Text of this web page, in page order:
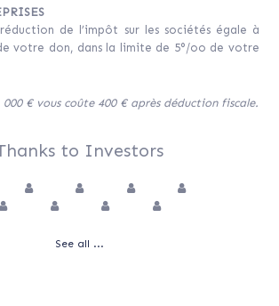
réduction de l’impôt sur les sociétés égale à
votre don, dans la limite de 5°/oo de votre
€ vous coûte 400 € après déduction fiscale.
to Investors
See all ...